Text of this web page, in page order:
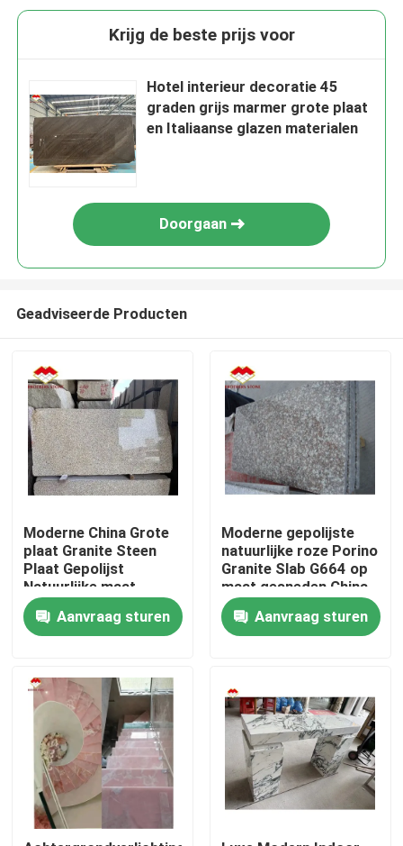
Thuis
Producten
Over ons
Krijg de beste prijs voor
Hotel interieur decoratie 45
graden grijs marmer grote plaat
en Italiaanse glazen materialen
Doorgaan
Geadviseerde Producten
Moderne China Grote
plaat Granite Steen
Plaat Gepolijst
Natuurlijke maat
Chinese Roze Porno
Roze Granit Plaat
Aanvraag sturen
Moderne gepolijste
natuurlijke roze Porino
Granite Slab G664 op
maat gesneden China
Roze Porno Rosa
prijzenAanvraag sturen